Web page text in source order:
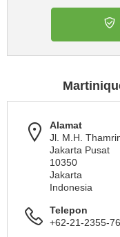
Alamat
Jl. M.H.
Jakarta Pusat
10350
Jakarta
Indonesia
Telepon
+62-21-2355-